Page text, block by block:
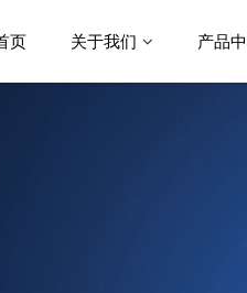
页 关于我们 产品